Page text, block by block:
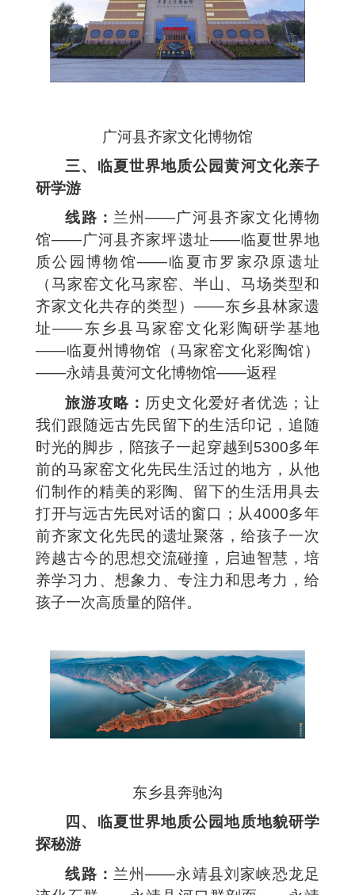
广河县齐家文化博物馆
三、临夏世界地质公园黄河文化亲子
研学游
线路： 兰州——广河县齐家文化博物
馆——广河县齐家坪遗址——临夏世界地
质公园博物馆——临夏市罗家尕原遗址
（马家窑文化马家窑、半山、马场类型和
齐家文化共存的类型）——东乡县林家遗
址——东乡县马家窑文化彩陶研学基地
——临夏州博物馆（马家窑文化彩陶馆）
——永靖县黄河文化博物馆——返程
旅游攻略： 历史文化爱好者优选；让
我们跟随远古先民留下的生活印记，追随
时光的脚步，陪孩子一起穿越到5300多年
前的马家窑文化先民生活过的地方，从他
们制作的精美的彩陶、留下的生活用具去
打开与远古先民对话的窗口；从4000多年
前齐家文化先民的遗址聚落，给孩子一次
跨越古今的思想交流碰撞，启迪智慧，培
养学习力、想象力、专注力和思考力，给
孩子一次高质量的陪伴。
东乡县奔驰沟
四、临夏世界地质公园地质地貌研学
探秘游
线路： 兰州——永靖县刘家峡恐龙足